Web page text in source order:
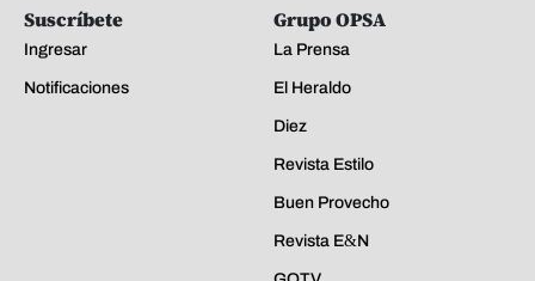
Suscríbete
Ingresar
Notificaciones
Grupo OPSA
La Prensa
El Heraldo
Diez
Revista Estilo
Buen Provecho
Revista E&N